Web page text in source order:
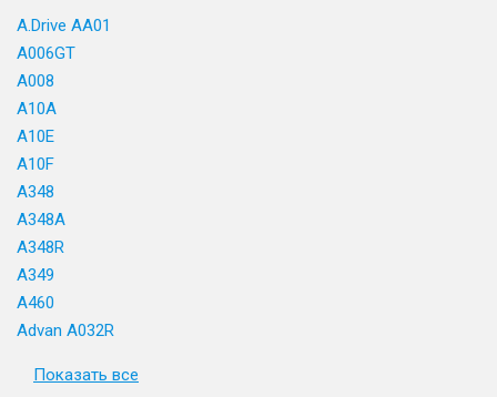
A.Drive AA01
A006GT
A008
A10A
A10E
A10F
A348
A348A
A348R
A349
A460
Advan A032R
Показать все